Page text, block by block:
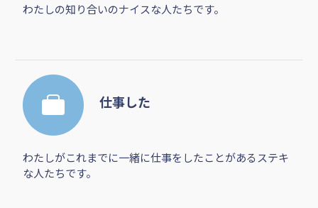
わたしの知り合いのナイスな人たちです。
仕事した
わたしがこれまでに一緒に仕事をしたことがあるステキ
な人たちです。